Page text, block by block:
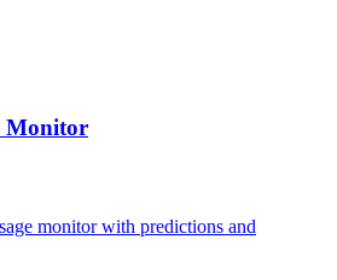
Monitor
monitor with predictions and